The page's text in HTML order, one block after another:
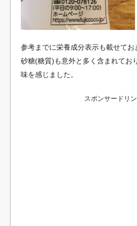
参考までに栄養成分表示も載せてお
砂糖(糖質)も意外と多く含まれてお
味を感じました。
スポンサードリ